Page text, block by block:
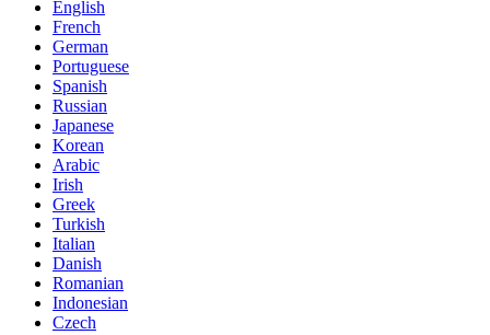
English
French
German
Portuguese
Spanish
Russian
Japanese
Korean
Arabic
Irish
Greek
Turkish
Italian
Danish
Romanian
Indonesian
Czech